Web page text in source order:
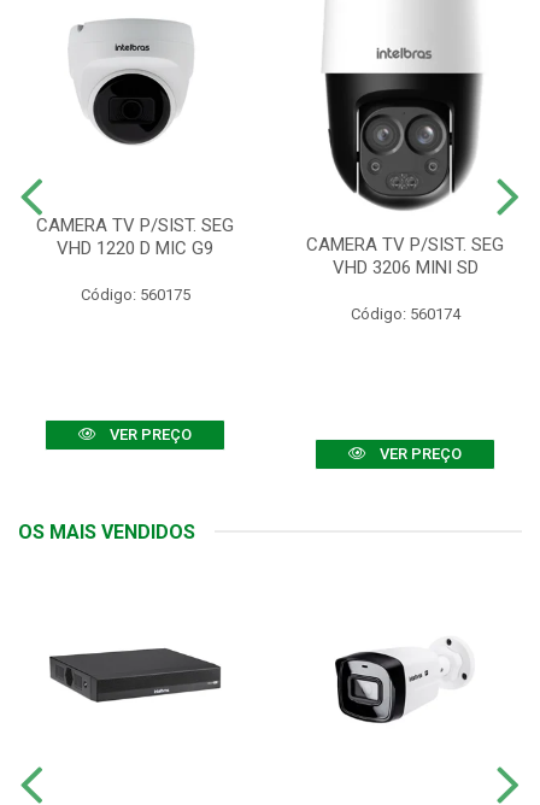
CAMERA TV P/SIST. SEG
VHD 1220 D MIC G9
Código: 560175
VER PREÇO
CAMERA TV P/SIST. SEG
VHD 3206 MINI SD
Código: 560174
VER PREÇO
OS MAIS VENDIDOS